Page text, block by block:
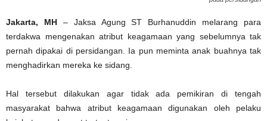
Jakarta, MH– Jaksa Agung ST Burhanuddin melarang para
terdakwa mengenakan atribut keagamaan yang sebelumnya tak
pernah dipakai di persidangan. Ia pun meminta anak buahnya tak
menghadirkan mereka ke sidang.
Hal tersebut dilakukan agar tidak ada pemikiran di tengah
masyarakat bahwa atribut keagamaan digunakan oleh pelaku